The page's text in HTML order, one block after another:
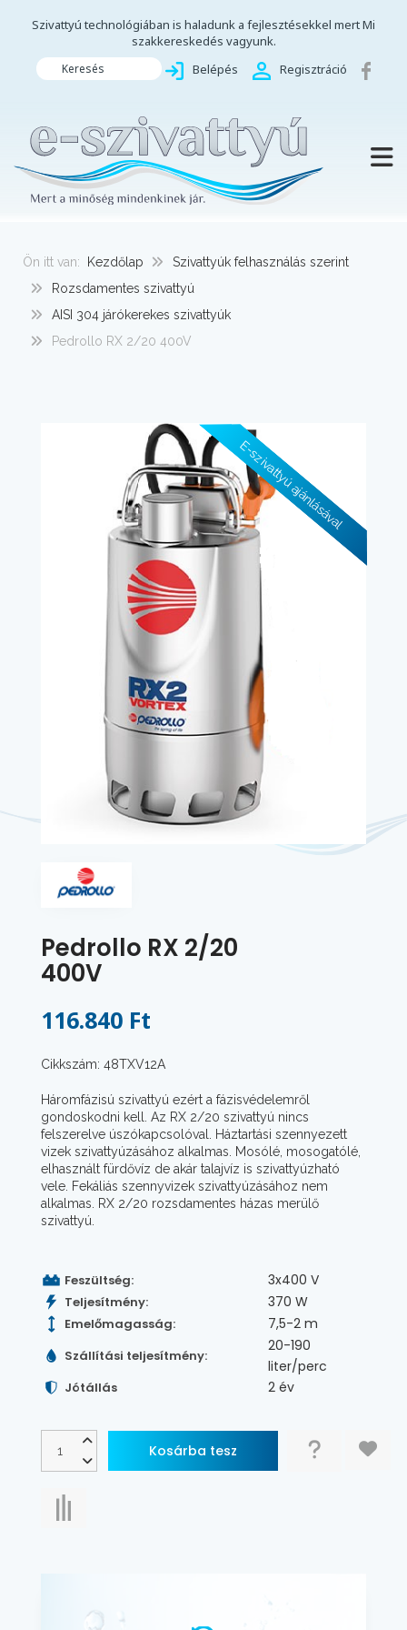
Szivattyú technológiában is haladunk a fejlesztésekkel mert Mi
szakkereskedés vagyunk.
Keresés Belépés Regisztráció
Ön itt van: Kezdőlap
Szivattyúk felhasználás szerint
Rozsdamentes szivattyú
AISI 304 járókerekes szivattyúk
Pedrollo RX 2/20 400V
E-szivattyú ajánlásával
Pedrollo RX 2/20
400V
116.840 Ft
Cikkszám: 48TXV12A
Háromfázisú szivattyú ezért a fázisvédelemről
gondoskodni kell. Az RX 2/20 szivattyú nincs
felszerelve úszókapcsolóval. Háztartási szennyezett
vizek szivattyúzásához alkalmas. Mosólé, mosogatólé,
elhasznált fürdővíz de akár talajvíz is szivattyúzható
vele. Fekáliás szennyvizek szivattyúzásához nem
alkalmas. RX 2/20 rozsdamentes házas merülő
szivattyú.
Feszültség: 3x400 V
Teljesítmény: 370 W
Emelőmagasság: 7,5-2 m
Szállítási teljesítmény:
20-190
liter/perc
Jótállás 2 év